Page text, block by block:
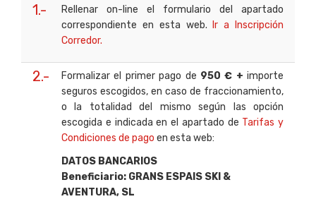
1.-
Rellenar on-line el formulario del apartado
correspondiente en esta web.
Ir a Inscripción
Corredor.
2.- Formalizar el primer pago de 950 € + importe
seguros escogidos, en caso de fraccionamiento,
o la totalidad del mismo según las opción
escogida e indicada en el apartado de Tarifas y
Condiciones de pago en esta web:
DATOS BANCARIOS
Beneficiario: GRANS ESPAIS SKI &
AVENTURA, SL